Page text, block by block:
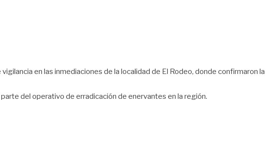
en las inmediaciones de la localidad de El Rodeo, donde confirmaron la
del operativo de erradicación de enervantes en la región.